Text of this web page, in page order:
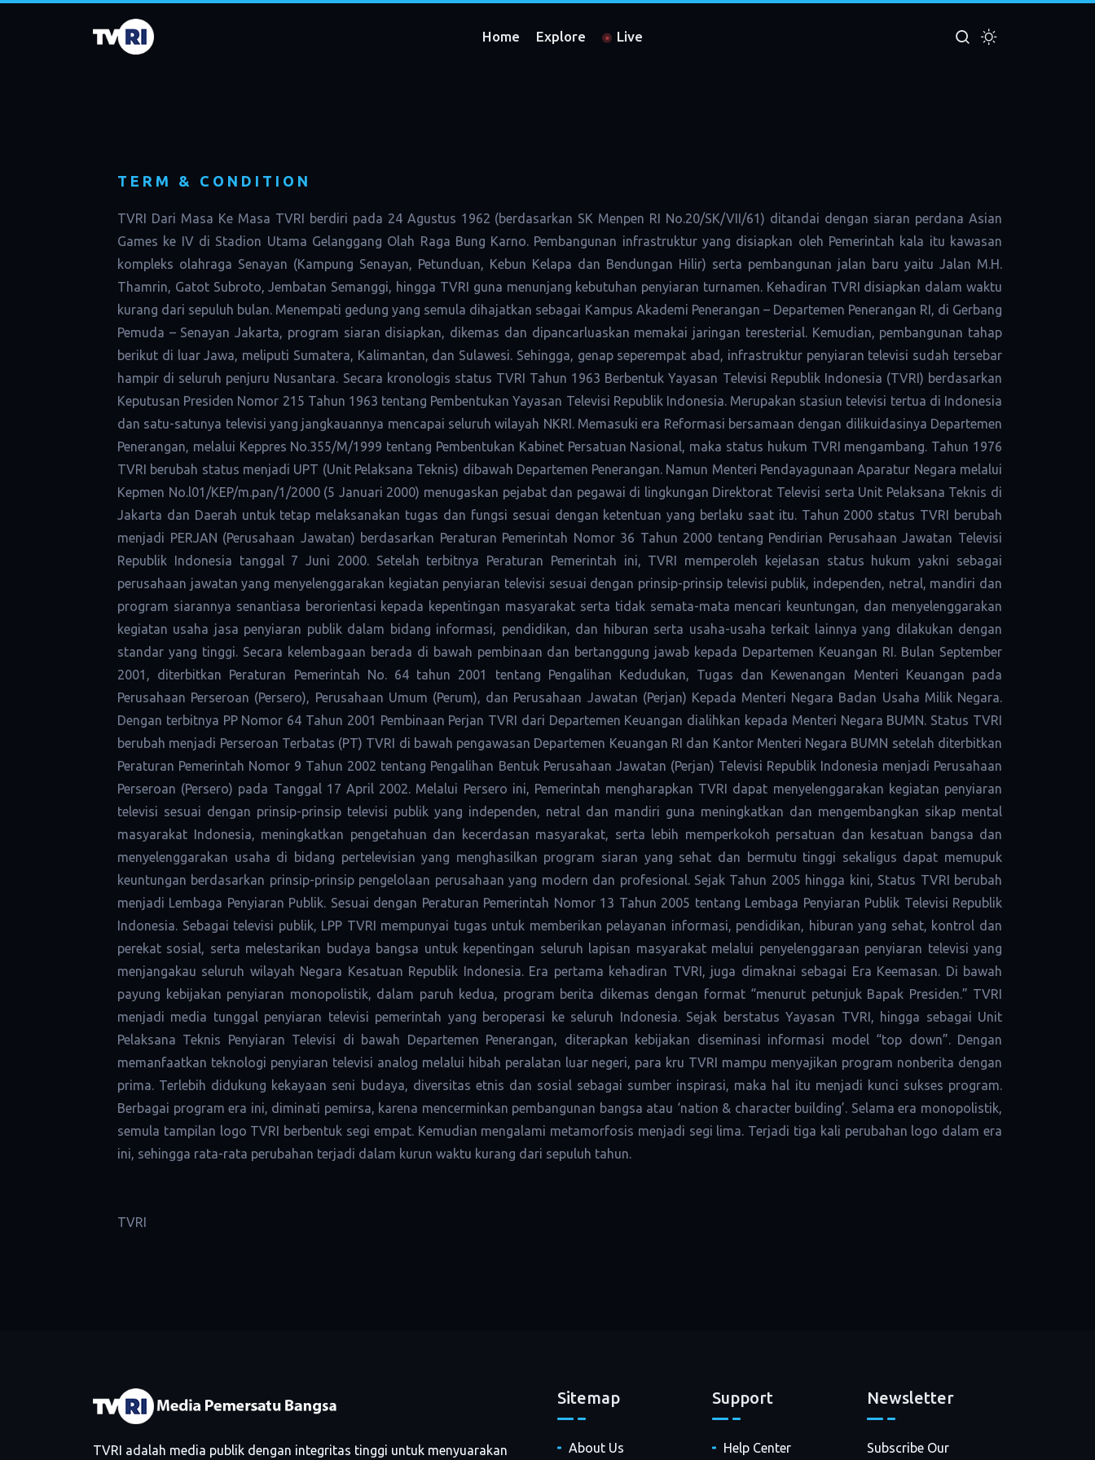
Home Explore Live
TERM & CONDITION
TVRI Dari Masa Ke Masa TVRI berdiri pada 24 Agustus 1962 (berdasarkan SK Menpen RI No.20/SK/VII/61) ditandai dengan siaran perdana Asian
Games ke IV di Stadion Utama Gelanggang Olah Raga Bung Karno. Pembangunan infrastruktur yang disiapkan oleh Pemerintah kala itu kawasan
kompleks olahraga Senayan (Kampung Senayan, Petunduan, Kebun Kelapa dan Bendungan Hilir) serta pembangunan jalan baru yaitu Jalan M.H.
Thamrin, Gatot Subroto, Jembatan Semanggi, hingga TVRI guna menunjang kebutuhan penyiaran turnamen. Kehadiran TVRI disiapkan dalam waktu
kurang dari sepuluh bulan. Menempati gedung yang semula dihajatkan sebagai Kampus Akademi Penerangan – Departemen Penerangan RI, di Gerbang
Pemuda – Senayan Jakarta, program siaran disiapkan, dikemas dan dipancarluaskan memakai jaringan teresterial. Kemudian, pembangunan tahap
berikut di luar Jawa, meliputi Sumatera, Kalimantan, dan Sulawesi. Sehingga, genap seperempat abad, infrastruktur penyiaran televisi sudah tersebar
hampir di seluruh penjuru Nusantara. Secara kronologis status TVRI Tahun 1963 Berbentuk Yayasan Televisi Republik Indonesia (TVRI) berdasarkan
Keputusan Presiden Nomor 215 Tahun 1963 tentang Pembentukan Yayasan Televisi Republik Indonesia. Merupakan stasiun televisi tertua di Indonesia
dan satu-satunya televisi yang jangkauannya mencapai seluruh wilayah NKRI. Memasuki era Reformasi bersamaan dengan dilikuidasinya Departemen
Penerangan, melalui Keppres No.355/M/1999 tentang Pembentukan Kabinet Persatuan Nasional, maka status hukum TVRI mengambang. Tahun 1976
TVRI berubah status menjadi UPT (Unit Pelaksana Teknis) dibawah Departemen Penerangan. Namun Menteri Pendayagunaan Aparatur Negara melalui
Kepmen No.l01/KEP/m.pan/1/2000 (5 Januari 2000) menugaskan pejabat dan pegawai di lingkungan Direktorat Televisi serta Unit Pelaksana Teknis di
Jakarta dan Daerah untuk tetap melaksanakan tugas dan fungsi sesuai dengan ketentuan yang berlaku saat itu. Tahun 2000 status TVRI berubah
menjadi PERJAN (Perusahaan Jawatan) berdasarkan Peraturan Pemerintah Nomor 36 Tahun 2000 tentang Pendirian Perusahaan Jawatan Televisi
Republik Indonesia tanggal 7 Juni 2000. Setelah terbitnya Peraturan Pemerintah ini, TVRI memperoleh kejelasan status hukum yakni sebagai
perusahaan jawatan yang menyelenggarakan kegiatan penyiaran televisi sesuai dengan prinsip-prinsip televisi publik, independen, netral, mandiri dan
program siarannya senantiasa berorientasi kepada kepentingan masyarakat serta tidak semata-mata mencari keuntungan, dan menyelenggarakan
kegiatan usaha jasa penyiaran publik dalam bidang informasi, pendidikan, dan hiburan serta usaha-usaha terkait lainnya yang dilakukan dengan
standar yang tinggi. Secara kelembagaan berada di bawah pembinaan dan bertanggung jawab kepada Departemen Keuangan RI. Bulan September
2001, diterbitkan Peraturan Pemerintah No. 64 tahun 2001 tentang Pengalihan Kedudukan, Tugas dan Kewenangan Menteri Keuangan pada
Perusahaan Perseroan (Persero), Perusahaan Umum (Perum), dan Perusahaan Jawatan (Perjan) Kepada Menteri Negara Badan Usaha Milik Negara.
Dengan terbitnya PP Nomor 64 Tahun 2001 Pembinaan Perjan TVRI dari Departemen Keuangan dialihkan kepada Menteri Negara BUMN. Status TVRI
berubah menjadi Perseroan Terbatas (PT) TVRI di bawah pengawasan Departemen Keuangan RI dan Kantor Menteri Negara BUMN setelah diterbitkan
Peraturan Pemerintah Nomor 9 Tahun 2002 tentang Pengalihan Bentuk Perusahaan Jawatan (Perjan) Televisi Republik Indonesia menjadi Perusahaan
Perseroan (Persero) pada Tanggal 17 April 2002. Melalui Persero ini, Pemerintah mengharapkan TVRI dapat menyelenggarakan kegiatan penyiaran
televisi sesuai dengan prinsip-prinsip televisi publik yang independen, netral dan mandiri guna meningkatkan dan mengembangkan sikap mental
masyarakat Indonesia, meningkatkan pengetahuan dan kecerdasan masyarakat, serta lebih memperkokoh persatuan dan kesatuan bangsa dan
menyelenggarakan usaha di bidang pertelevisian yang menghasilkan program siaran yang sehat dan bermutu tinggi sekaligus dapat memupuk
keuntungan berdasarkan prinsip-prinsip pengelolaan perusahaan yang modern dan profesional. Sejak Tahun 2005 hingga kini, Status TVRI berubah
menjadi Lembaga Penyiaran Publik. Sesuai dengan Peraturan Pemerintah Nomor 13 Tahun 2005 tentang Lembaga Penyiaran Publik Televisi Republik
Indonesia. Sebagai televisi publik, LPP TVRI mempunyai tugas untuk memberikan pelayanan informasi, pendidikan, hiburan yang sehat, kontrol dan
perekat sosial, serta melestarikan budaya bangsa untuk kepentingan seluruh lapisan masyarakat melalui penyelenggaraan penyiaran televisi yang
menjangakau seluruh wilayah Negara Kesatuan Republik Indonesia. Era pertama kehadiran TVRI, juga dimaknai sebagai Era Keemasan. Di bawah
payung kebijakan penyiaran monopolistik, dalam paruh kedua, program berita dikemas dengan format “menurut petunjuk Bapak Presiden.” TVRI
menjadi media tunggal penyiaran televisi pemerintah yang beroperasi ke seluruh Indonesia. Sejak berstatus Yayasan TVRI, hingga sebagai Unit
Pelaksana Teknis Penyiaran Televisi di bawah Departemen Penerangan, diterapkan kebijakan diseminasi informasi model “top down”. Dengan
memanfaatkan teknologi penyiaran televisi analog melalui hibah peralatan luar negeri, para kru TVRI mampu menyajikan program nonberita dengan
prima. Terlebih didukung kekayaan seni budaya, diversitas etnis dan sosial sebagai sumber inspirasi, maka hal itu menjadi kunci sukses program.
Berbagai program era ini, diminati pemirsa, karena mencerminkan pembangunan bangsa atau ‘nation & character building’. Selama era monopolistik,
semula tampilan logo TVRI berbentuk segi empat. Kemudian mengalami metamorfosis menjadi segi lima. Terjadi tiga kali perubahan logo dalam era
ini, sehingga rata-rata perubahan terjadi dalam kurun waktu kurang dari sepuluh tahun.
TVRI
TVRI adalah media publik dengan integritas tinggi untuk menyuarakan
Sitemap
About Us
Support
Help Center
Newsletter
Subscribe Our